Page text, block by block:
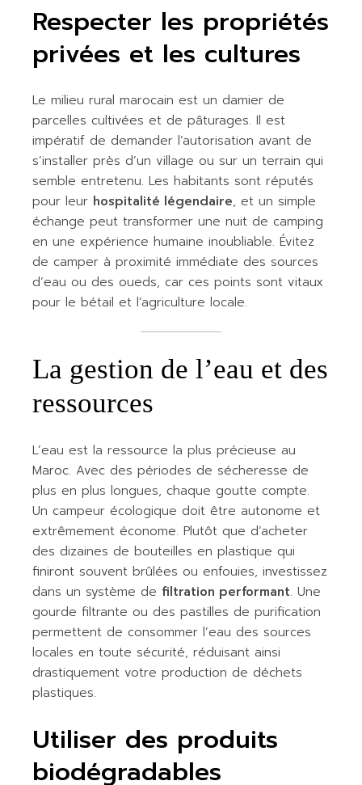
Respecter les propriétés
privées et les cultures
Le milieu rural marocain est un damier de
parcelles cultivées et de pâturages. Il est
impératif de demander l’autorisation avant de
s’installer près d’un village ou sur un terrain qui
semble entretenu. Les habitants sont réputés
pour leur hospitalité légendaire, et un simple
échange peut transformer une nuit de camping
en une expérience humaine inoubliable. Évitez
de camper à proximité immédiate des sources
d’eau ou des oueds, car ces points sont vitaux
pour le bétail et l’agriculture locale.
La gestion de l’eau et des
ressources
L’eau est la ressource la plus précieuse au
Maroc. Avec des périodes de sécheresse de
plus en plus longues, chaque goutte compte.
Un campeur écologique doit être autonome et
extrêmement économe. Plutôt que d’acheter
des dizaines de bouteilles en plastique qui
finiront souvent brûlées ou enfouies, investissez
dans un système de filtration performant. Une
gourde filtrante ou des pastilles de purification
permettent de consommer l’eau des sources
locales en toute sécurité, réduisant ainsi
drastiquement votre production de déchets
plastiques.
Utiliser des produits
biodégradables